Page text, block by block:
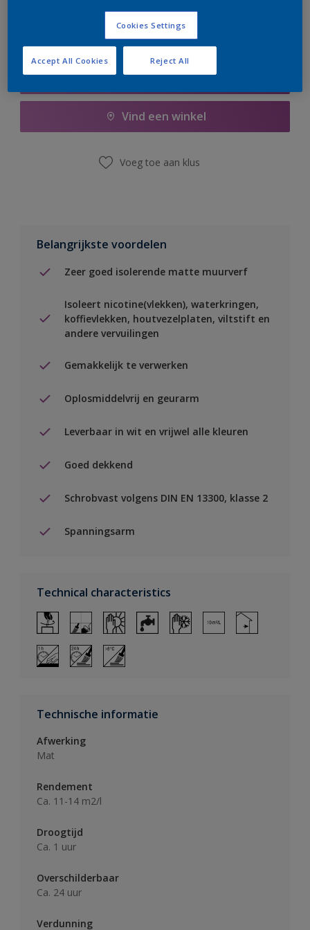
Boodschappenlijst
Vind een winkel
Voeg toe aan klus
Belangrijkste voordelen
Zeer goed isolerende matte muurverf
Isoleert nicotine(vlekken), waterkringen,
koffievlekken, houtvezelplaten, viltstift en
andere vervuilingen
Gemakkelijk te verwerken
Oplosmiddelvrij en geurarm
Leverbaar in wit en vrijwel alle kleuren
Goed dekkend
Schrobvast volgens DIN EN 13300, klasse 2
Spanningsarm
Technical characteristics
Technische informatie
Afwerking
Mat
Rendement
Ca. 11-14 m2/l
Droogtijd
Ca. 1 uur
Overschilderbaar
Ca. 24 uur
Verdunning
Cookies Settings
Reject All
Accept All Cookies